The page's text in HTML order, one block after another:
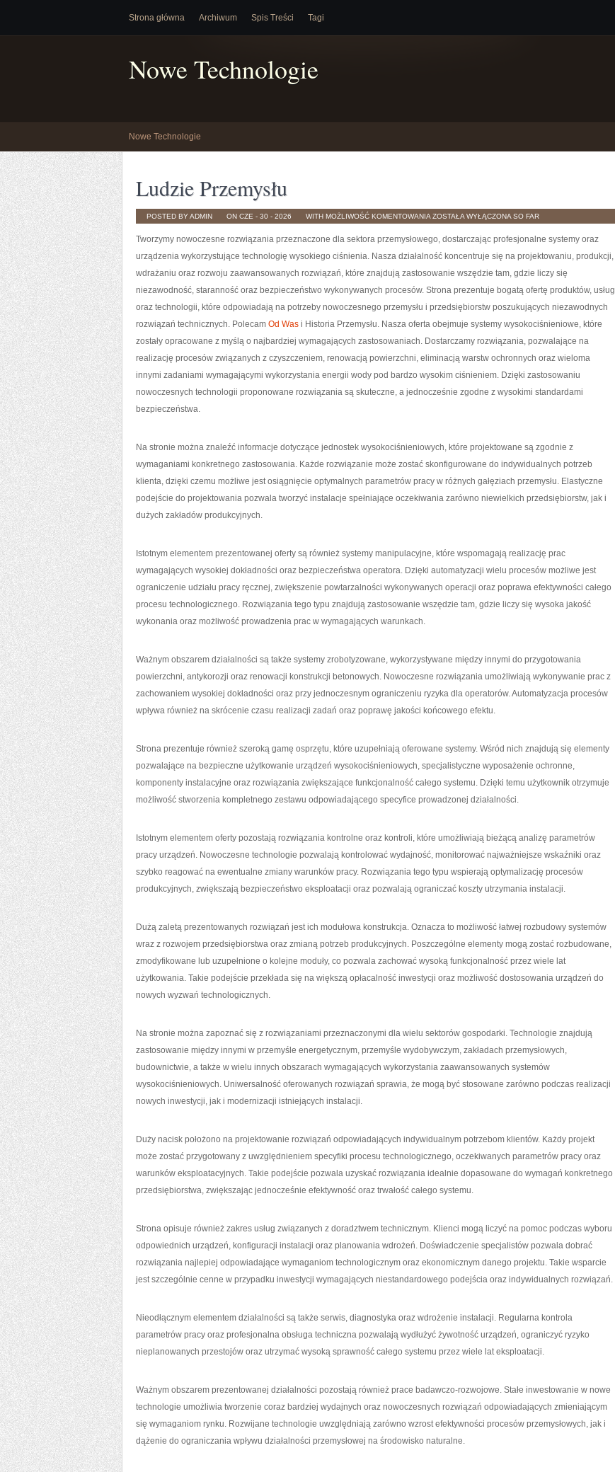
Strona główna Archiwum Spis Treści Tagi
Nowe Technologie
Nowe Technologie
Ludzie Przemysłu
POSTED BY ADMIN ON CZE - 30 - 2026 WITH MOŻLIWOŚĆ KOMENTOWANIA LUDZIE
PRZEMYSŁU
ZOSTAŁA WYŁĄCZONA SO FAR
Tworzymy nowoczesne rozwiązania przeznaczone dla sektora przemysłowego, dostarczając profesjonalne systemy oraz
urządzenia wykorzystujące technologię wysokiego ciśnienia. Nasza działalność koncentruje się na projektowaniu, produkcji,
wdrażaniu oraz rozwoju zaawansowanych rozwiązań, które znajdują zastosowanie wszędzie tam, gdzie liczy się
niezawodność, staranność oraz bezpieczeństwo wykonywanych procesów. Strona prezentuje bogatą ofertę produktów, usług
oraz technologii, które odpowiadają na potrzeby nowoczesnego przemysłu i przedsiębiorstw poszukujących niezawodnych
rozwiązań technicznych. Polecam Od Was i Historia Przemysłu. Nasza oferta obejmuje systemy wysokociśnieniowe, które
zostały opracowane z myślą o najbardziej wymagających zastosowaniach. Dostarczamy rozwiązania, pozwalające na
realizację procesów związanych z czyszczeniem, renowacją powierzchni, eliminacją warstw ochronnych oraz wieloma
innymi zadaniami wymagającymi wykorzystania energii wody pod bardzo wysokim ciśnieniem. Dzięki zastosowaniu
nowoczesnych technologii proponowane rozwiązania są skuteczne, a jednocześnie zgodne z wysokimi standardami
bezpieczeństwa.
Na stronie można znaleźć informacje dotyczące jednostek wysokociśnieniowych, które projektowane są zgodnie z
wymaganiami konkretnego zastosowania. Każde rozwiązanie może zostać skonfigurowane do indywidualnych potrzeb
klienta, dzięki czemu możliwe jest osiągnięcie optymalnych parametrów pracy w różnych gałęziach przemysłu. Elastyczne
podejście do projektowania pozwala tworzyć instalacje spełniające oczekiwania zarówno niewielkich przedsiębiorstw, jak i
dużych zakładów produkcyjnych.
Istotnym elementem prezentowanej oferty są również systemy manipulacyjne, które wspomagają realizację prac
wymagających wysokiej dokładności oraz bezpieczeństwa operatora. Dzięki automatyzacji wielu procesów możliwe jest
ograniczenie udziału pracy ręcznej, zwiększenie powtarzalności wykonywanych operacji oraz poprawa efektywności całego
procesu technologicznego. Rozwiązania tego typu znajdują zastosowanie wszędzie tam, gdzie liczy się wysoka jakość
wykonania oraz możliwość prowadzenia prac w wymagających warunkach.
Ważnym obszarem działalności są także systemy zrobotyzowane, wykorzystywane między innymi do przygotowania
powierzchni, antykorozji oraz renowacji konstrukcji betonowych. Nowoczesne rozwiązania umożliwiają wykonywanie prac z
zachowaniem wysokiej dokładności oraz przy jednoczesnym ograniczeniu ryzyka dla operatorów. Automatyzacja procesów
wpływa również na skrócenie czasu realizacji zadań oraz poprawę jakości końcowego efektu.
Strona prezentuje również szeroką gamę osprzętu, które uzupełniają oferowane systemy. Wśród nich znajdują się elementy
pozwalające na bezpieczne użytkowanie urządzeń wysokociśnieniowych, specjalistyczne wyposażenie ochronne,
komponenty instalacyjne oraz rozwiązania zwiększające funkcjonalność całego systemu. Dzięki temu użytkownik otrzymuje
możliwość stworzenia kompletnego zestawu odpowiadającego specyfice prowadzonej działalności.
Istotnym elementem oferty pozostają rozwiązania kontrolne oraz kontroli, które umożliwiają bieżącą analizę parametrów
pracy urządzeń. Nowoczesne technologie pozwalają kontrolować wydajność, monitorować najważniejsze wskaźniki oraz
szybko reagować na ewentualne zmiany warunków pracy. Rozwiązania tego typu wspierają optymalizację procesów
produkcyjnych, zwiększają bezpieczeństwo eksploatacji oraz pozwalają ograniczać koszty utrzymania instalacji.
Dużą zaletą prezentowanych rozwiązań jest ich modułowa konstrukcja. Oznacza to możliwość łatwej rozbudowy systemów
wraz z rozwojem przedsiębiorstwa oraz zmianą potrzeb produkcyjnych. Poszczególne elementy mogą zostać rozbudowane,
zmodyfikowane lub uzupełnione o kolejne moduły, co pozwala zachować wysoką funkcjonalność przez wiele lat
użytkowania. Takie podejście przekłada się na większą opłacalność inwestycji oraz możliwość dostosowania urządzeń do
nowych wyzwań technologicznych.
Na stronie można zapoznać się z rozwiązaniami przeznaczonymi dla wielu sektorów gospodarki. Technologie znajdują
zastosowanie między innymi w przemyśle energetycznym, przemyśle wydobywczym, zakładach przemysłowych,
budownictwie, a także w wielu innych obszarach wymagających wykorzystania zaawansowanych systemów
wysokociśnieniowych. Uniwersalność oferowanych rozwiązań sprawia, że mogą być stosowane zarówno podczas realizacji
nowych inwestycji, jak i modernizacji istniejących instalacji.
Duży nacisk położono na projektowanie rozwiązań odpowiadających indywidualnym potrzebom klientów. Każdy projekt
może zostać przygotowany z uwzględnieniem specyfiki procesu technologicznego, oczekiwanych parametrów pracy oraz
warunków eksploatacyjnych. Takie podejście pozwala uzyskać rozwiązania idealnie dopasowane do wymagań konkretnego
przedsiębiorstwa, zwiększając jednocześnie efektywność oraz trwałość całego systemu.
Strona opisuje również zakres usług związanych z doradztwem technicznym. Klienci mogą liczyć na pomoc podczas wyboru
odpowiednich urządzeń, konfiguracji instalacji oraz planowania wdrożeń. Doświadczenie specjalistów pozwala dobrać
rozwiązania najlepiej odpowiadające wymaganiom technologicznym oraz ekonomicznym danego projektu. Takie wsparcie
jest szczególnie cenne w przypadku inwestycji wymagających niestandardowego podejścia oraz indywidualnych rozwiązań.
Nieodłącznym elementem działalności są także serwis, diagnostyka oraz wdrożenie instalacji. Regularna kontrola
parametrów pracy oraz profesjonalna obsługa techniczna pozwalają wydłużyć żywotność urządzeń, ograniczyć ryzyko
nieplanowanych przestojów oraz utrzymać wysoką sprawność całego systemu przez wiele lat eksploatacji.
Ważnym obszarem prezentowanej działalności pozostają również prace badawczo-rozwojowe. Stałe inwestowanie w nowe
technologie umożliwia tworzenie coraz bardziej wydajnych oraz nowoczesnych rozwiązań odpowiadających zmieniającym
się wymaganiom rynku. Rozwijane technologie uwzględniają zarówno wzrost efektywności procesów przemysłowych, jak i
dążenie do ograniczania wpływu działalności przemysłowej na środowisko naturalne.